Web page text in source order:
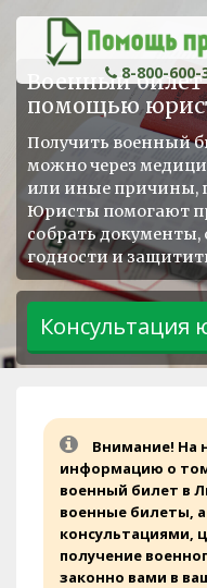
8-800-600-
Военный билет
помощью
Получить военный
можно через
или иные причины,
Юристы помогают
собрать
годности и
Внимание! На
информацию о
военный билет в
военные билеты,
консультациями,
получение
законно вами в